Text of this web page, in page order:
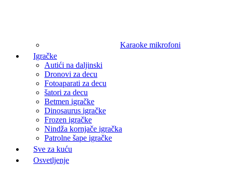
Karaoke mikrofoni
Igračke
Autići na daljinski
Dronovi za decu
Fotoaparati za decu
šatori za decu
Betmen igračke
Dinosaurus igračke
Frozen igračke
Nindža kornjače igračka
Patrolne šape igračke
Sve za kuću
Osvetljenje